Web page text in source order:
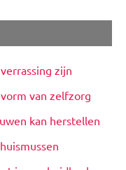
zijn
van zelfzorg
kan herstellen